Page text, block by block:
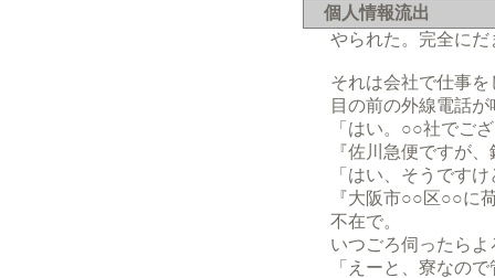
個人情報流出
やられた。完全にだ
それは会社で仕事
目の前の外線電話が
「はい。○○社でご
『佐川急便ですが
「はい、そうですけ
『大阪市○○区○○に
不在で。
いつごろ伺ったら
「えーと、寮なの